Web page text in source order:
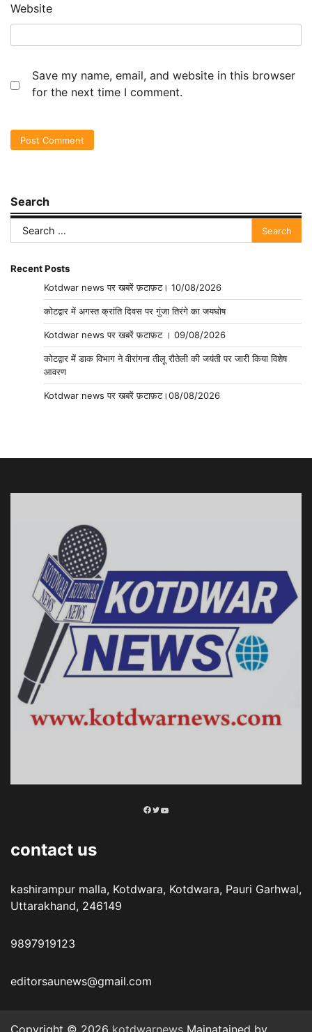
Website
Save my name, email, and website in this browser
for the next time I comment.
Search
Search
for:
Recent Posts
Kotdwar news पर खबरें फ़टाफ़ट। 10/08/2026
कोटद्वार में अगस्त क्रांति दिवस पर गुंजा तिरंगे का जयघोष
Kotdwar news पर खबरें फ़टाफ़ट । 09/08/2026
कोटद्वार में डाक विभाग ने वीरांगना तीलू रौतेली की जयंती पर जारी किया विशेष
आवरण
Kotdwar news पर खबरें फ़टाफ़ट।08/08/2026
Facebook
Twitter
YouTube
contact us
kashirampur malla, Kotdwara, Kotdwara, Pauri Garhwal,
Uttarakhand, 246149
9897919123
editorsaunews@gmail.com